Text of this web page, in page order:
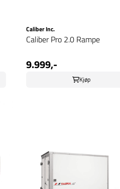
Caliber Inc.
Caliber Pro 2.0 Rampe
9.999,-
Kjøp